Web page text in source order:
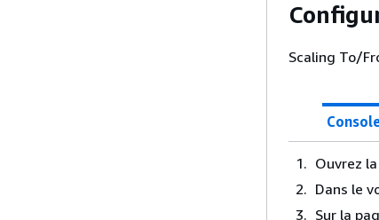
Scaling To/
Ouvrez la
Dans le
Sur la